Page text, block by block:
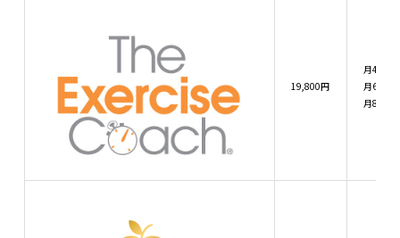
19,800円
月4回：
月6回：
月8回：